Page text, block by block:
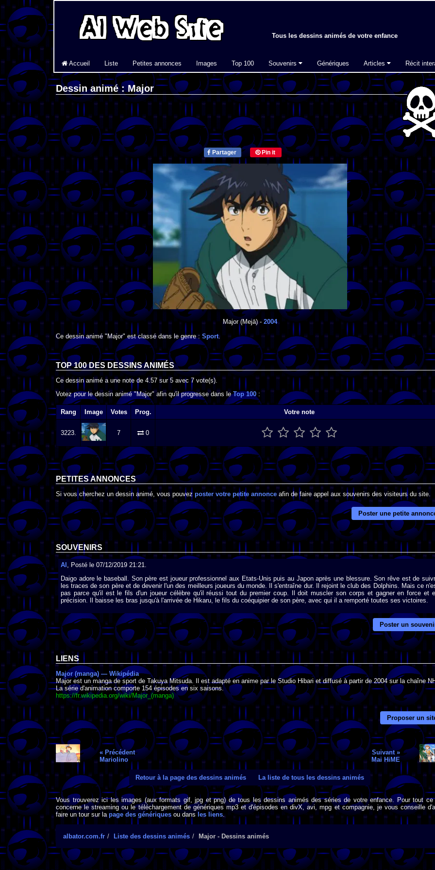
Tous les dessins animés de votre enfance
Accueil Liste Petites annonces Images Top 100 Souvenirs Génériques Articles Récit
Dessin animé : Major
Partager Pin it
Major(Mejā) - 2004
Ce dessin animé "Major" est classé dans le genre : Sport.
TOP 100 DES DESSINS ANIMÉS
Ce dessin animé a une note de 4.57 sur5 avec 7 vote(s).
Votez pour le dessin animé "Major" afin qu'il progresse dans leTop 100 :
Rang Image Votes Prog. Votre note
3223. 7 0
PETITES ANNONCES
Si vous cherchez un dessin animé, vous pouvez poster votre petite annonce afin de faire appel aux souvenirs des visiteurs du site.
Poster une petite
SOUVENIRS
Al , Posté le 07/12/2019 21:21.
Daigo adore le baseball. Son père est joueur professionnel aux Etats-Unis puis au Japon après une blessure. Son rêve est de
les traces de son père et de devenir l'un des meilleurs joueurs du monde. Il s'entraîne dur. Il rejoint le club des Dolphins. Mais ce
pas parce qu'il est le fils d'un joueur célèbre qu'il réussi tout du premier coup. Il doit muscler son corps et gagner en force et
précision. Il baisse les bras jusqu'à l'arrivée de Hikaru, le fils du coéquipier de son père, avec qui il a remporté toutes ses victoires.
Poster un
LIENS
Major (manga) — Wikipédia
Major est un manga de sport de Takuya Mitsuda. Il est adapté en anime par le Studio Hibari et diffusé à partir de 2004 sur la chaîne
La série d'animation comporte 154 épisodes en six saisons.
https://fr.wikipedia.org/wiki/Major_(manga)
Proposer un
« Précédent
Mariolino
Suivant »
Mai HiME
Retour à la page des dessins animés La liste de tous les dessins animés
Vous trouverez ici les images (aux formats gif, jpg et png) de tous les dessins animés des séries de votre enfance. Pour tout ce
concerne le streaming ou le téléchargement de génériques mp3 et d'épisodes en divX, avi, mpg et compagnie, je vous conseille
faire un tour sur lapage des génériquesou dansles liens.
albator.com.fr Liste des dessins animés Major - Dessins animés